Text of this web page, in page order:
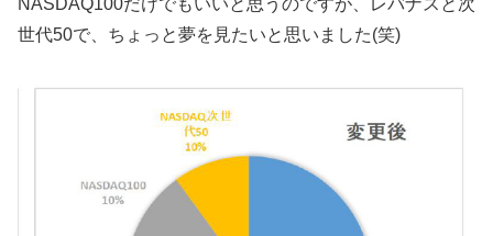
NASDAQ100だけでもいいと思うのですが、レバナスと次
世代50で、ちょっと夢を見たいと思いました(笑)